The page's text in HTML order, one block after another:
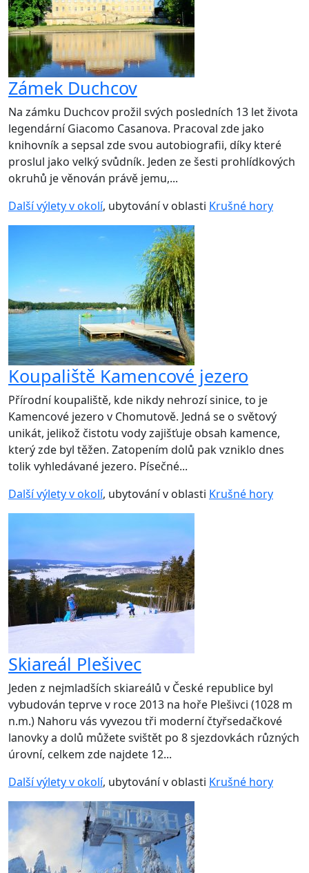
Zámek Duchcov
Na zámku Duchcov prožil svých posledních 13 let života
legendární Giacomo Casanova. Pracoval zde jako
knihovník a sepsal zde svou autobiografii, díky které
proslul jako velký svůdník. Jeden ze šesti prohlídkových
okruhů je věnován právě jemu,...
Další výlety v okolí, ubytování v oblasti Krušné hory
Koupaliště Kamencové jezero
Přírodní koupaliště, kde nikdy nehrozí sinice, to je
Kamencové jezero v Chomutově. Jedná se o světový
unikát, jelikož čistotu vody zajišťuje obsah kamence,
který zde byl těžen. Zatopením dolů pak vzniklo dnes
tolik vyhledávané jezero. Písečné...
Další výlety v okolí, ubytování v oblasti Krušné hory
Skiareál Plešivec
Jeden z nejmladších skiareálů v České republice byl
vybudován teprve v roce 2013 na hoře Plešivci (1028 m
n.m.) Nahoru vás vyvezou tři moderní čtyřsedačkové
lanovky a dolů můžete svištět po 8 sjezdovkách různých
úrovní, celkem zde najdete 12...
Další výlety v okolí, ubytování v oblasti Krušné hory